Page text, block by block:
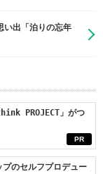
出「泊りの忘年
PR
PROJECT」がつ
のセルフプロデュー